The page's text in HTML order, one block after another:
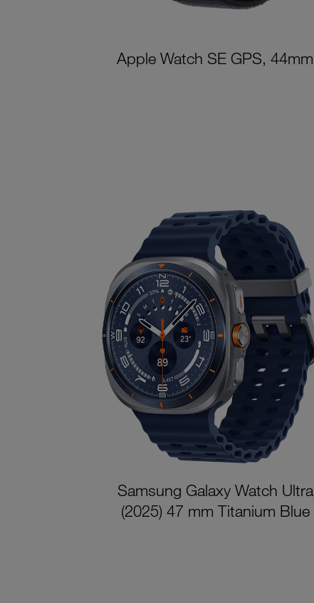
Apple Watch SE GPS, 44mm
Samsung Galaxy Watch Ultra
(2025) 47 mm Titanium Blue